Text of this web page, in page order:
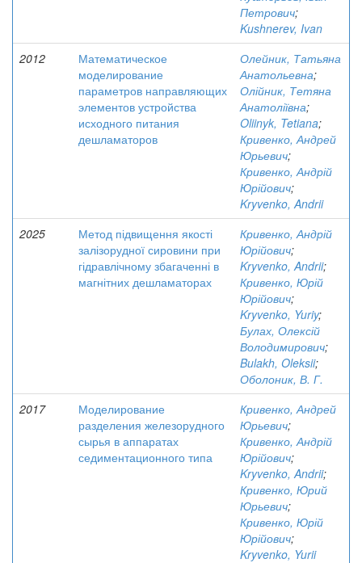
Петрович;
Kushnerev, Ivan
2012
Математическое
моделирование
параметров направляющих
элементов устройства
исходного питания
дешламаторов
Олейник, Татьяна
Анатольевна;
Олійник, Тетяна
Анатоліївна;
Oliinyk, Tetiana;
Кривенко, Андрей
Юрьевич;
Кривенко, Андрій
Юрійович;
Kryvenko, Andrii
2025
Метод підвищення якості
залізорудної сировини при
гідравлічному збагаченні в
магнітних дешламаторах
Кривенко, Андрій
Юрійович;
Kryvenko, Andrii;
Кривенко, Юрій
Юрійович;
Kryvenko, Yuriy;
Булах, Олексій
Володимирович;
Bulakh, Oleksii;
Оболоник, В. Г.
2017
Моделирование
разделения железорудного
сырья в аппаратах
седиментационного типа
Кривенко, Андрей
Юрьевич;
Кривенко, Андрій
Юрійович;
Kryvenko, Andrii;
Кривенко, Юрий
Юрьевич;
Кривенко, Юрій
Юрійович;
Kryvenko, Yurii